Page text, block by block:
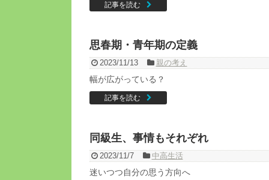
記事を読む
思春期・青年期の定義
2023/11/13 親の考え
幅が広がっている？
記事を読む
同級生、事情もそれぞれ
2023/11/7 中高生活
迷いつつ自分の思う方向へ